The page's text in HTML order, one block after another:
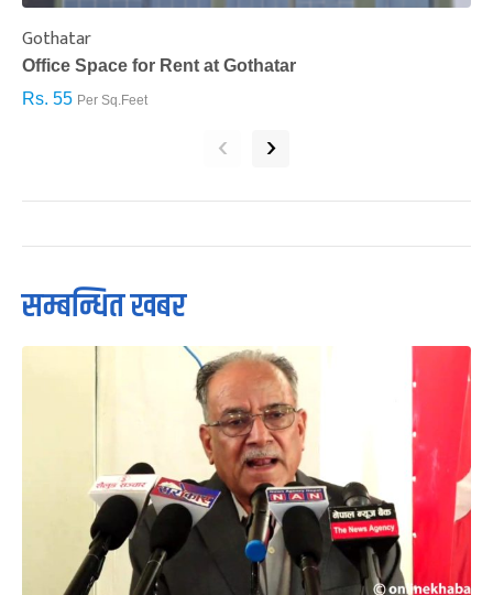
Gothatar
Office Space for Rent at Gothatar
Rs. 55 Per Sq.Feet
‹ ›
सम्बन्धित खबर